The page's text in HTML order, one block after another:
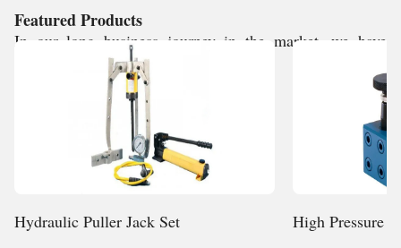
In our long business journey in the market, we have
developed strong goodwill because of
Featured Products
Hydraulic Puller Jack Set High Pressure